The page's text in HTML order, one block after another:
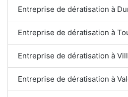
Entreprise de dératisation à
Entreprise de dératisation à
Entreprise de dératisation à
Entreprise de dératisation à